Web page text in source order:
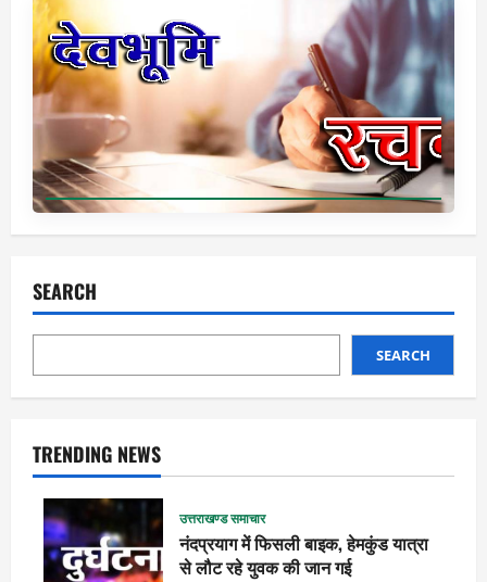
SEARCH
SEARCH
TRENDING NEWS
उत्तराखण्ड समाचार
नंदप्रयाग में फिसली बाइक, हेमकुंड यात्रा
से लौट रहे युवक की जान गई